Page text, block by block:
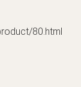
80.html